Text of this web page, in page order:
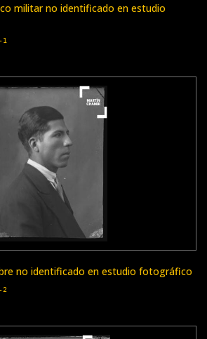
militar no identificado en estudio
1
no identificado en estudio fotográfico
2